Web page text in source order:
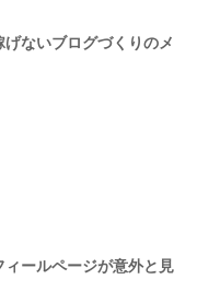
げないブログづくりのメ
ィールページが意外と見